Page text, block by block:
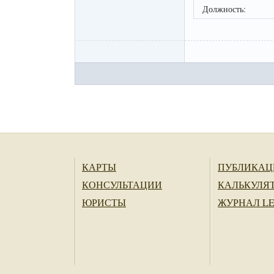
Должность:
КАРТЫ
КОНСУЛЬТАЦИИ
ЮРИСТЫ
ЖУРНАЛ